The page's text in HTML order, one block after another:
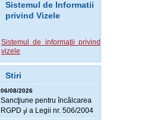
Sistemul de Informatii
privind Vizele
Sistemul de informaţii privind
vizele
Stiri
06/08/2026
Sancţiune pentru încălcarea
RGPD şi a Legii nr. 506/2004